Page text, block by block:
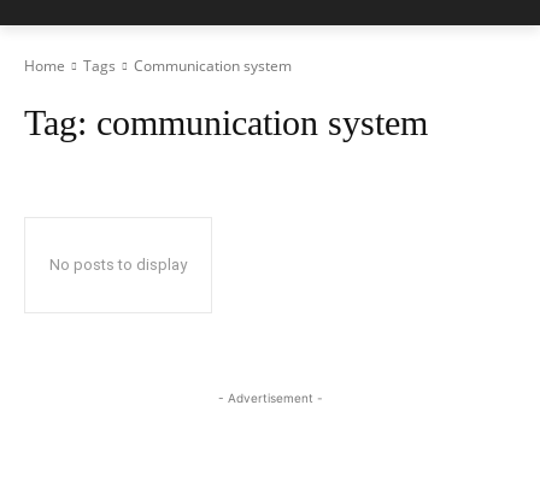
Home Tags Communication system
Tag: communication system
No posts to display
- Advertisement -